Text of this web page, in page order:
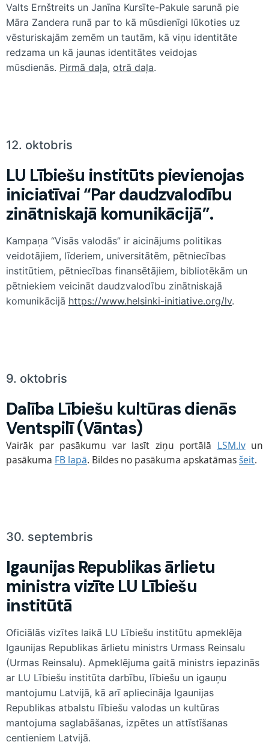
Valts Ernštreits un Janīna Kursīte-Pakule sarunā pie
Māra Zandera runā par to kā mūsdienīgi lūkoties uz
vēsturiskajām zemēm un tautām, kā viņu identitāte
redzama un kā jaunas identitātes veidojas
mūsdienās. Pirmā daļa, otrā daļa.
12. oktobris
LU Lībiešu institūts pievienojas
iniciatīvai “Par daudzvalodību
zinātniskajā komunikācijā”.
Kampaņa “Visās valodās” ir aicinājums politikas
veidotājiem, līderiem, universitātēm, pētniecības
institūtiem, pētniecības finansētājiem, bibliotēkām un
pētniekiem veicināt daudzvalodību zinātniskajā
komunikācijā https://www.helsinki-initiative.org/lv.
9. oktobris
Dalība Lībiešu kultūras dienās
Ventspilī (Vǟntas)
Vairāk par pasākumu var lasīt ziņu portālā LSM.lvun
pasākuma FB lapā. Bildes no pasākuma apskatāmasšeit.
30. septembris
Igaunijas Republikas ārlietu
ministra vizīte LU Lībiešu
institūtā
Oficiālās vizītes laikā LU Lībiešu institūtu apmeklēja
Igaunijas Republikas ārlietu ministrs Urmass Reinsalu
(Urmas Reinsalu). Apmeklējuma gaitā ministrs iepazinās
ar LU Lībiešu institūta darbību, lībiešu un igauņu
mantojumu Latvijā, kā arī apliecināja Igaunijas
Republikas atbalstu lībiešu valodas un kultūras
mantojuma saglabāšanas, izpētes un attīstīšanas
centieniem Latvijā.